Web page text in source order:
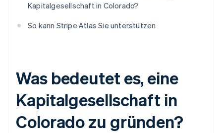
Kapitalgesellschaft in Colorado?
So kann Stripe Atlas Sie unterstützen
Was bedeutet es, eine
Kapitalgesellschaft in
Colorado zu gründen?